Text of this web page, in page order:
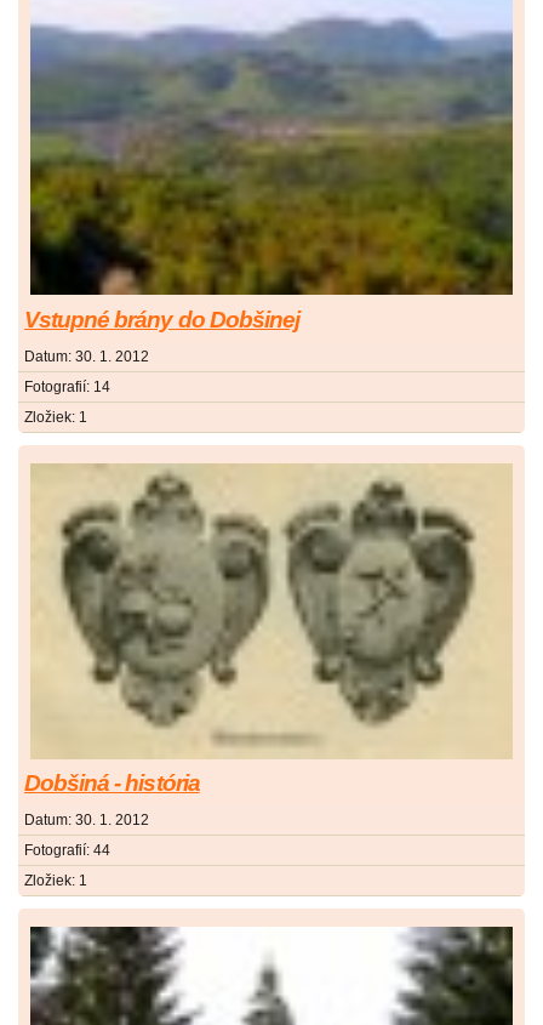
Vstupné brány do Dobšinej
Datum: 30. 1. 2012
Fotografií: 14
Zložiek: 1
Dobšiná - história
Datum: 30. 1. 2012
Fotografií: 44
Zložiek: 1